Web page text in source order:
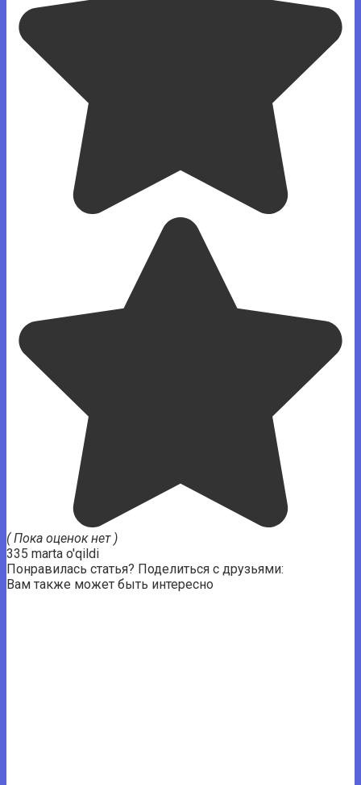
( Пока оценок нет )
335 marta o'qildi
Понравилась статья? Поделиться с друзьями:
Вам также может быть интересно